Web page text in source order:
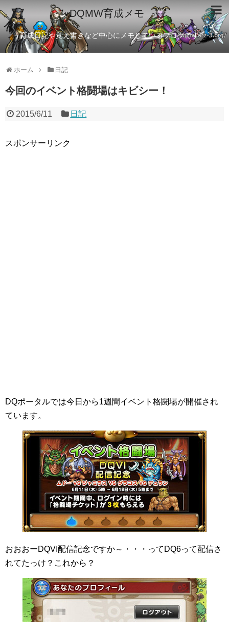
DQMW育成メモ
育成日記や覚え書きなど中心にメモしているブログです
ホーム 日記
今回のイベント格闘場はキビシー！
2015/6/11 日記
スポンサーリンク
DQポータルでは今日から1週間イベント格闘場が開催され
ています。
おおおーDQVI配信記念ですか～・・・ってDQ6って配信さ
れてたっけ？これから？